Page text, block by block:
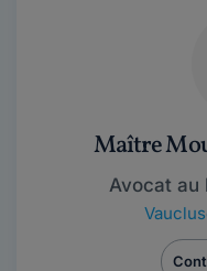
Maître
Avocat au